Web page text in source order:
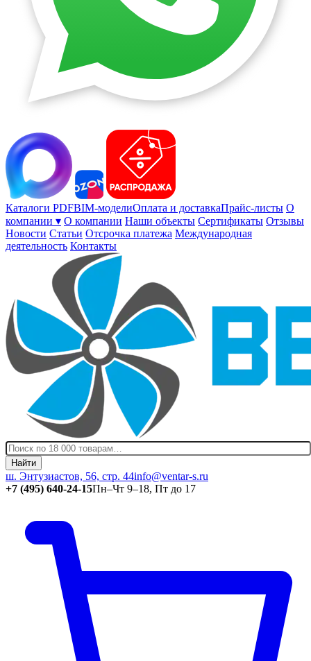
Каталоги PDFBIM-моделиОплата и доставкаПрайс-листы О
компании ▾ О компании Наши объекты Сертификаты Отзывы
Новости Статьи Отсрочка платежа Международная
деятельность Контакты
Найти
ш. Энтузиастов, 56, стр. 44info@ventar-s.ru
+7 (495) 640-24-15Пн–Чт 9–18, Пт до 17